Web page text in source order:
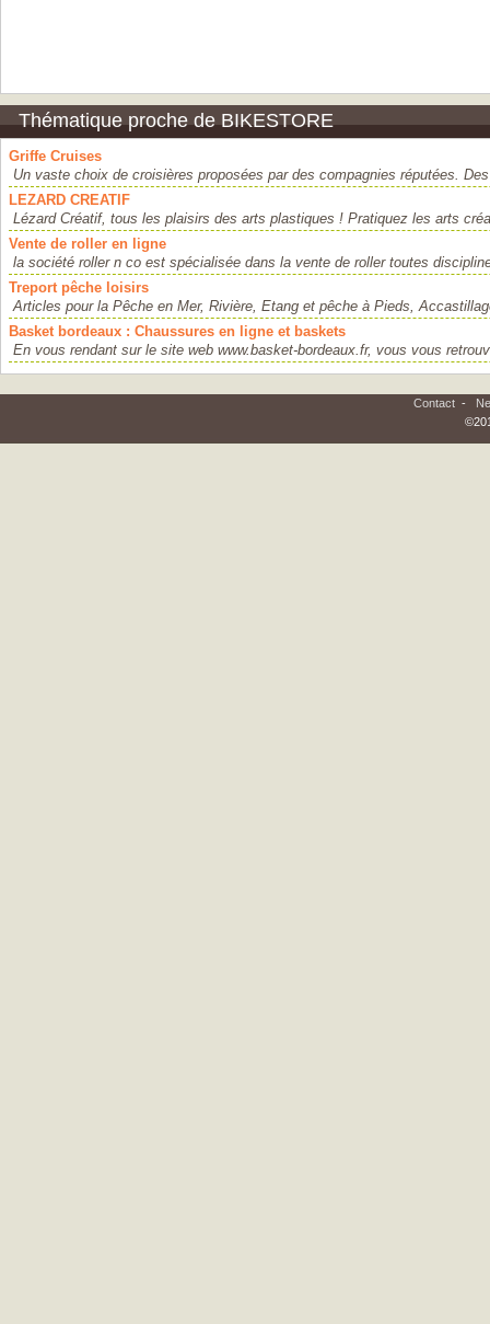
Thématique proche de BIKESTORE
Griffe Cruises
Un vaste choix de croisières proposées par des compagnies réputées.
LEZARD CREATIF
Lézard Créatif, tous les plaisirs des arts plastiques ! Pratiquez les arts
Vente de roller en ligne
la société roller n co est spécialisée dans la vente de roller toutes
Treport pêche loisirs
Articles pour la Pêche en Mer, Rivière, Etang et pêche à Pieds,
Basket bordeaux : Chaussures en ligne et baskets
En vous rendant sur le site web www.basket-bordeaux.fr, vous vous
Contact-